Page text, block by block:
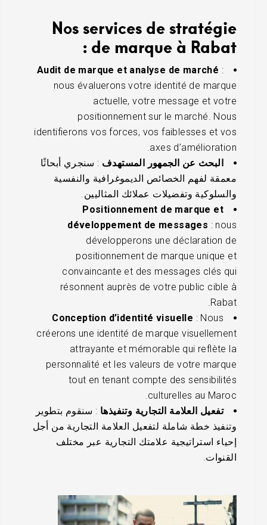
Nos services de stratégie
de marque à Rabat :
Audit de marque et analyse de marché :
nous évaluerons votre identité de marque
actuelle, votre message et votre
positionnement sur le marché. Nous
identifierons vos forces, vos faiblesses et vos
axes d’amélioration.
البحث عن الجمهور المستهدف : سنجري أبحاثًا
معمقة لفهم الخصائص الديموغرافية والنفسية
والسلوكية وتفضيلات عملائك المثاليين.
Positionnement de marque et
développement de messages : nous
développerons une déclaration de
positionnement de marque unique et
convaincante et des messages clés qui
résonnent auprès de votre public cible à
Rabat.
Conception d’identité visuelle : Nous
créerons une identité de marque visuellement
attrayante et mémorable qui reflète la
personnalité et les valeurs de votre marque
tout en tenant compte des sensibilités
culturelles au Maroc.
تفعيل العلامة التجارية وتنفيذها : سنقوم بتطوير
وتنفيذ خطة شاملة لتفعيل العلامة التجارية من أجل
إحياء استراتيجية علامتك التجارية عبر مختلف
القنوات.